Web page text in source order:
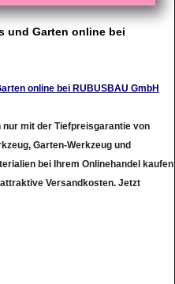
und Garten online bei
online bei RUBUSBAU GmbH
nur mit der Tiefpreisgarantie von
Garten-Werkzeug und
bei Ihrem Onlinehandel kaufen
Versandkosten. Jetzt